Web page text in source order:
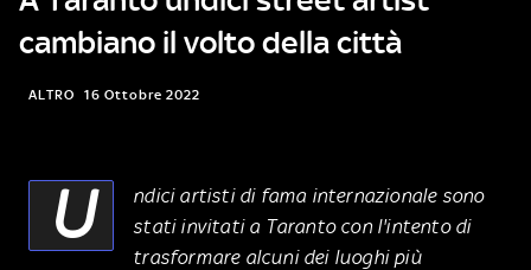
cambiano il volto della città
ALTRO 16 Ottobre 2022
U
ndici artisti di fama internazionale sono
stati invitati a Taranto con l'intento di
trasformare alcuni dei luoghi più